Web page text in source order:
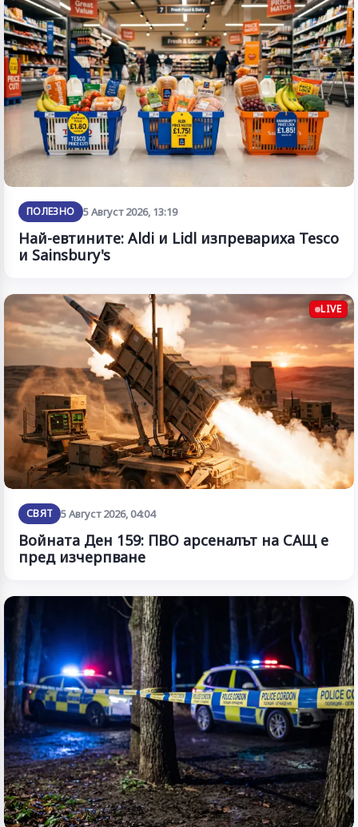
ПОЛЕЗНО 5 Август 2026, 13:19
Най-евтините: Aldi и Lidl изпревариха Tesco
и Sainsbury's
LIVE
СВЯТ 5 Август 2026, 04:04
Войната Ден 159: ПВО арсеналът на САЩ е
пред изчерпване